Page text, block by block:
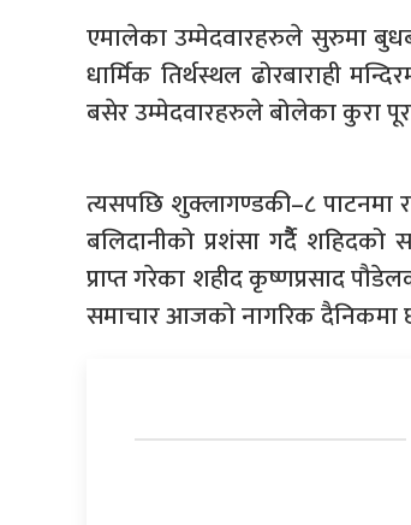
एमालेका उम्मेदवारहरुले सुरुमा
धार्मिक तिर्थस्थल ढोरबाराही
बसेर उम्मेदवारहरुले बोलेका कुरा
त्यसपछि शुक्लागण्डकी–८ पाटनमा
बलिदानीको प्रशंसा गर्दैै
प्राप्त गरेका शहीद कृष्णप्रसाद
समाचार आजको नागरिक दैनिकमा